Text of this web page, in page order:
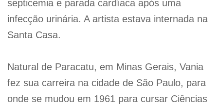
septicemia e parada cardíaca após uma
infecção urinária. A artista estava internada na
Santa Casa.
Natural de Paracatu, em Minas Gerais, Vania
fez sua carreira na cidade de São Paulo, para
onde se mudou em 1961 para cursar Ciências